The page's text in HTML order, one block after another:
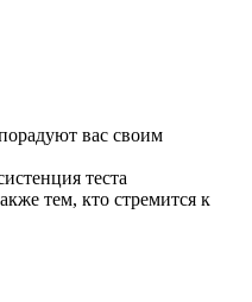
вас своим
теста
тем, кто стремится к